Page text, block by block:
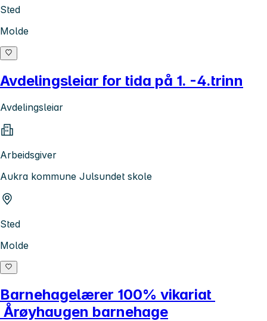
Sted
Molde
Avdelingsleiar for tida på 1. -4.trinn
Avdelingsleiar
Arbeidsgiver
Aukra kommune Julsundet skole
Sted
Molde
Barnehagelærer 100% vikariat
Årøyhaugen barnehage